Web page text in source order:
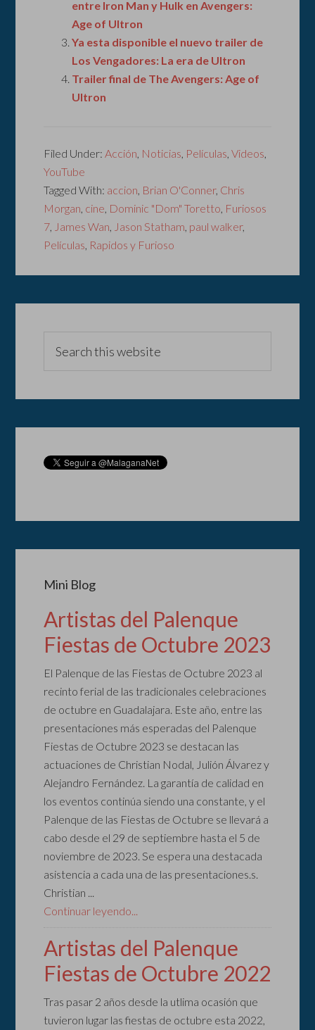
entre Iron Man y Hulk en Avengers:
Age of Ultron
Ya esta disponible el nuevo trailer de
Los Vengadores: La era de Ultron
Trailer final de The Avengers: Age of
Ultron
Filed Under: Acción Noticias Películas ,Videos
YouTube
Tagged With: accion Brian O'Conner, Chris
Morgan cine Dominic "Dom" Toretto Furiosos
7 James Wan Jason Statham paul walker,
Películas Rapidos y Furioso
Mini Blog
Artistas del Palenque
Fiestas de Octubre 2023
El Palenque de las Fiestas de Octubre 2023 al
recinto ferial de las tradicionales celebraciones
de octubre en Guadalajara. Este año, entre las
presentaciones más esperadas del Palenque
Fiestas de Octubre 2023 se destacan las
actuaciones de Christian Nodal, Julión Álvarez y
Alejandro Fernández. La garantía de calidad en
los eventos continúa siendo una constante, y el
Palenque de las Fiestas de Octubre se llevará a
cabo desde el 29 de septiembre hasta el 5 de
noviembre de 2023. Se espera una destacada
asistencia a cada una de las presentaciones.s.
Christian ...
Continuar leyendo...
Artistas del Palenque
Fiestas de Octubre 2022
Tras pasar 2 años desde la utlima ocasión que
tuvieron lugar las fiestas de octubre esta 2022,